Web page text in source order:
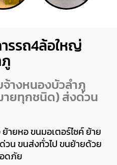
รรถ4ล้อใหญ่
างหนองบัวลำภู
ยทุกชนิด) ส่งด่วน
ายหอ ขนมอเตอร์ไซค์ ย้าย
วน ขนส่งทั่วไป ขนย้ายด้วย
ดภัย